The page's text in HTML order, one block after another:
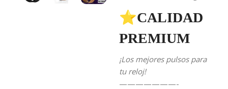
⭐CALIDAD
PREMIUM
¡Los mejores pulsos para
tu reloj!
———————-